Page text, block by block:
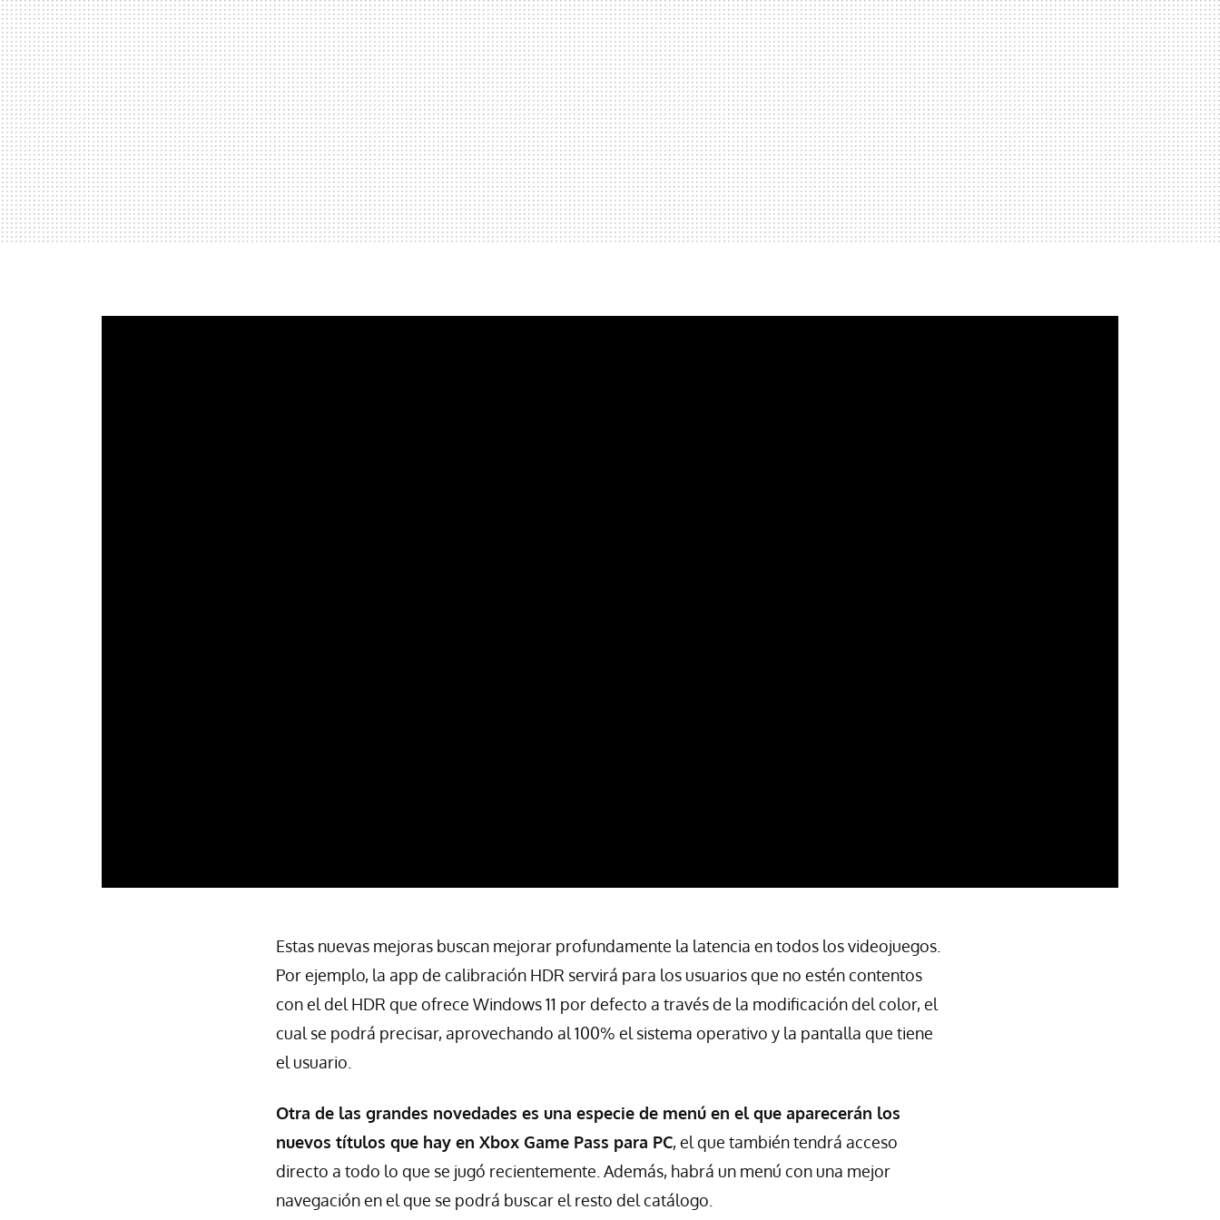
Estas nuevas mejoras buscan mejorar profundamente la latencia en todos los videojuegos.
Por ejemplo, la app de calibración HDR servirá para los usuarios que no estén contentos
con el del HDR que ofrece Windows 11 por defecto a través de la modificación del color, el
cual se podrá precisar, aprovechando al 100% el sistema operativo y la pantalla que tiene
el usuario.
Otra de las grandes novedades es una especie de menú en el que aparecerán los
nuevos títulos que hay en Xbox Game Pass para PC, el que también tendrá acceso
directo a todo lo que se jugó recientemente. Además, habrá un menú con una mejor
navegación en el que se podrá buscar el resto del catálogo.